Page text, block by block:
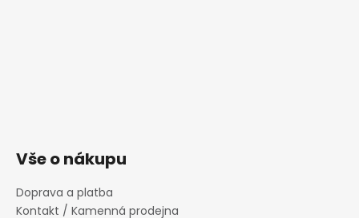
Vše o nákupu
Doprava a platba
Kontakt / Kamenná prodejna